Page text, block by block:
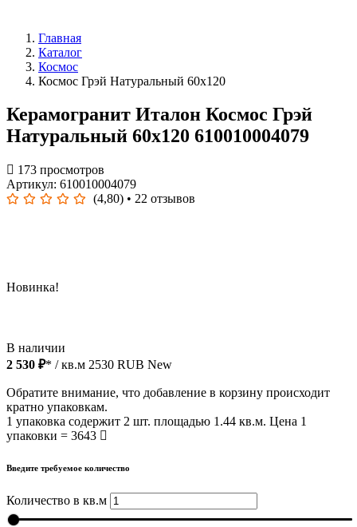
Главная
Каталог
Космос
Космос Грэй Натуральный 60x120
Керамогранит Италон Космос Грэй
Натуральный 60x120 610010004079
173 просмотров
Артикул: 610010004079
(4,80) • 22 отзывов
Новинка!
В наличии
2 530 ₽* / кв.м 2530 RUB New
Обратите внимание, что добавление в корзину происходит
кратно упаковкам.
1 упаковка содержит 2 шт. площадью 1.44 кв.м. Цена 1
упаковки = 3643
Введите требуемое количество
Количество в кв.м